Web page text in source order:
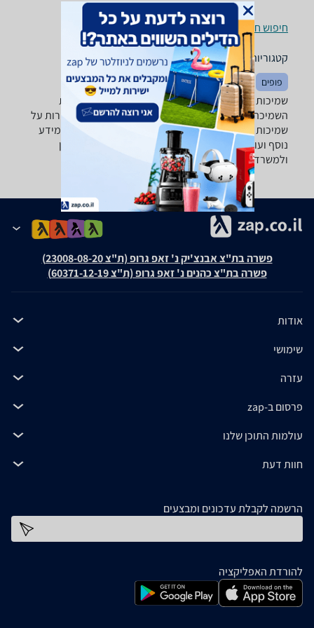
חיפוש חנויות שמיכות וכריות לפי עיר
קטגוריות משלימות
פופים מיטות שטיחים
שמיכות וכריות - ‏מעל 300 ‏ש"ח ‏כרית נוי רוצה למצוא את
השמיכה וכרית שאתה צריך? רק בזאפ תמצא מאות ביקורות על
שמיכות וכריות מערכת סינון מתקדמת לפי סוג המוצר , מידע
נוסף ועוד, השוואת מחירים ביותר מאלף חנויות לבית לגן
ולמשרד ותקבל החלטה חכמה!
פשרה בת"צ אבנצ'יק נ' זאפ גרופ (ת"צ 23008-08-20)
פשרה בת"צ כהנים נ' זאפ גרופ (ת"צ 60371-12-19)
אודות
שימושי
עזרה
פרסום ב-zap
עולמות התוכן שלנו
חוות דעת
הרשמה לקבלת עדכונים ומבצעים
להורדת האפליקציה